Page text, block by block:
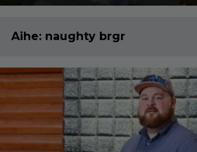
Aihe: naughty brgr